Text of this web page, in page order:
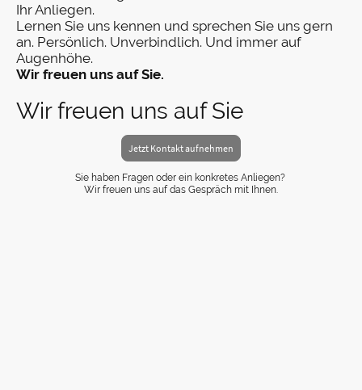
Ihr Anliegen.
Lernen Sie uns kennen und sprechen Sie uns gern
an. Persönlich. Unverbindlich. Und immer auf
Augenhöhe.
Wir freuen uns auf Sie.
Wir freuen uns auf Sie
Jetzt Kontakt aufnehmen
Sie haben Fragen oder ein konkretes Anliegen?
Wir freuen uns auf das Gespräch mit Ihnen.